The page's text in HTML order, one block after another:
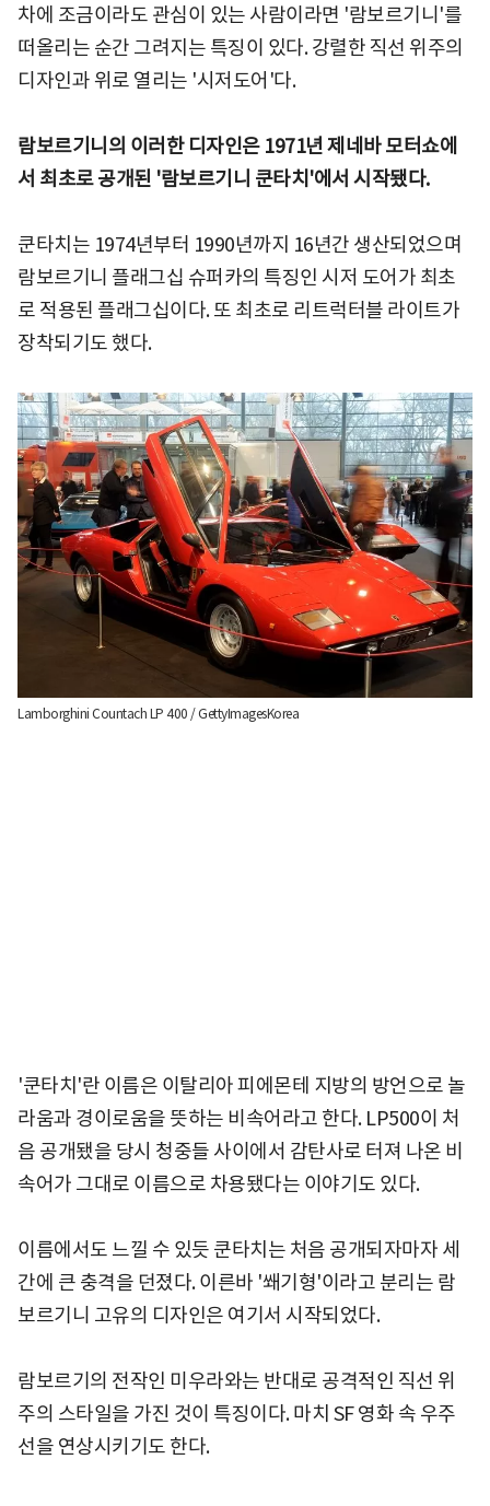
차에 조금이라도 관심이 있는 사람이라면 '람보르기니'를
떠올리는 순간 그려지는 특징이 있다. 강렬한 직선 위주의
디자인과 위로 열리는 '시저도어'다.
람보르기니의 이러한 디자인은 1971년 제네바 모터쇼에
서 최초로 공개된 '람보르기니 쿤타치'에서 시작됐다.
쿤타치는 1974년부터 1990년까지 16년간 생산되었으며
람보르기니 플래그십 슈퍼카의 특징인 시저 도어가 최초
로 적용된 플래그십이다. 또 최초로 리트럭터블 라이트가
장착되기도 했다.
Lamborghini Countach LP 400 / GettyImagesKorea
'쿤타치'란 이름은 이탈리아 피에몬테 지방의 방언으로 놀
라움과 경이로움을 뜻하는 비속어라고 한다. LP500이 처
음 공개됐을 당시 청중들 사이에서 감탄사로 터져 나온 비
속어가 그대로 이름으로 차용됐다는 이야기도 있다.
이름에서도 느낄 수 있듯 쿤타치는 처음 공개되자마자 세
간에 큰 충격을 던졌다. 이른바 '쐐기형'이라고 분리는 람
보르기니 고유의 디자인은 여기서 시작되었다.
람보르기의 전작인 미우라와는 반대로 공격적인 직선 위
주의 스타일을 가진 것이 특징이다. 마치 SF 영화 속 우주
선을 연상시키기도 한다.